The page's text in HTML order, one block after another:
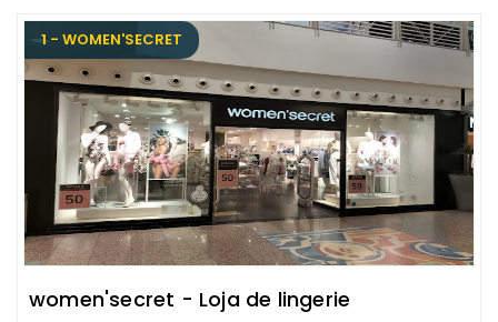
1 - WOMEN'SECRET
women'secret - Loja de lingerie